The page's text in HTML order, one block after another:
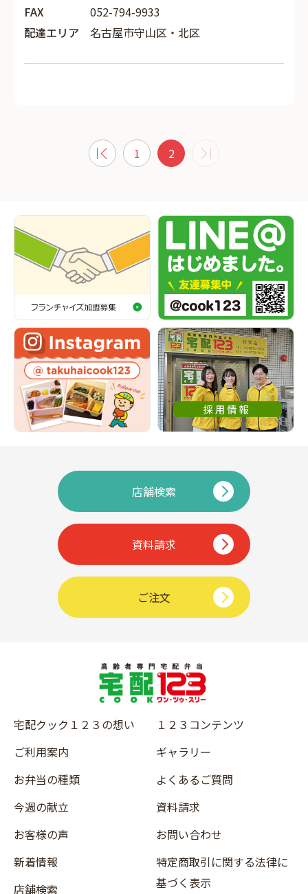
FAX
052-794-9933
配達エリア
名古屋市守山区・北区
1 2
店舗検索
資料請求
ご注文
宅配クック１２３の想い
ご利用案内
お弁当の種類
今週の献立
お客様の声
新着情報
店舗検索
１２３コンテンツ
ギャラリー
よくあるご質問
資料請求
お問い合わせ
特定商取引に関する法律に
基づく表示